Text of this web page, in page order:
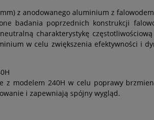
mm) z anodowanego aluminium z
badania poprzednich konstrukcji
charakterystykę
w celu zwiększenia efektywności i
z modelem 240H w celu poprawy
i zapewniają spójny wygląd.